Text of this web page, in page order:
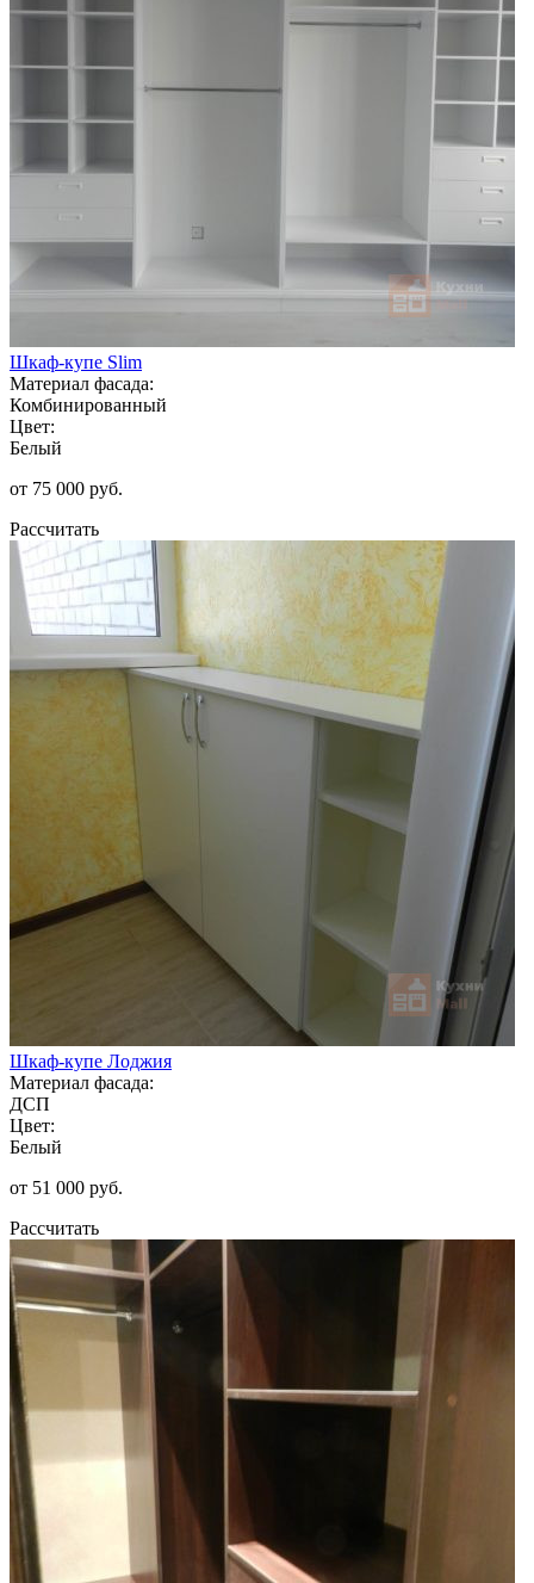
Шкаф-купе Slim
Материал фасада:
Комбинированный
Цвет:
Белый
от 75 000 руб.
Рассчитать
Шкаф-купе Лоджия
Материал фасада:
ДСП
Цвет:
Белый
от 51 000 руб.
Рассчитать